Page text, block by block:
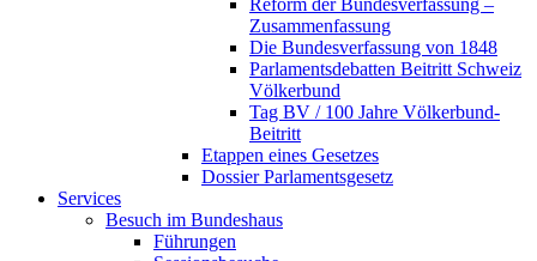
Reform der Bundesverfassung –
Zusammenfassung
Die Bundesverfassung von 1848
Parlamentsdebatten Beitritt Schweiz
Völkerbund
Tag BV / 100 Jahre Völkerbund-
Beitritt
Etappen eines Gesetzes
Dossier Parlamentsgesetz
Services
Besuch im Bundeshaus
Führungen